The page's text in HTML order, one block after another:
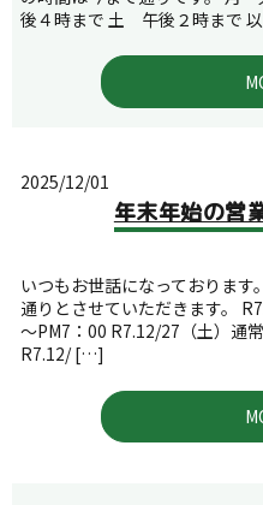
後４時まで 土 午後２時まで 以
2025/12/01
年末年始の営
いつもお世話になっておりま
通りとさせていただきます。
～PM7：00 R7.12/27（土）通
R7.12/ […]